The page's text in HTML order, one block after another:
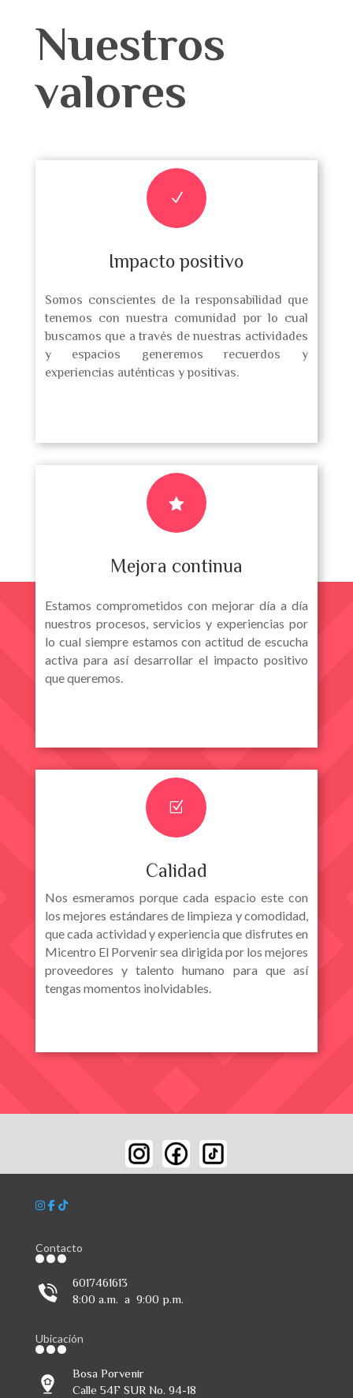
Nuestros
valores
N
Impacto positivo
Somos conscientes de la responsabilidad que
tenemos con nuestra comunidad por lo cual
buscamos que a través de nuestras actividades
y espacios generemos recuerdos y
experiencias auténticas y positivas.

Mejora continua
Estamos comprometidos con mejorar día a día
nuestros procesos, servicios y experiencias por
lo cual siempre estamos con actitud de escucha
activa para así desarrollar el impacto positivo
que queremos.
Z
Calidad
Nos esmeramos porque cada espacio este con
los mejores estándares de limpieza y comodidad,
que cada actividad y experiencia que disfrutes en
Micentro El Porvenir sea dirigida por los mejores
proveedores y talento humano para que así
tengas momentos inolvidables.
Contacto
6017461613
8:00 a.m. a 9:00 p.m.
Ubicación
Bosa Porvenir
Calle 54F SUR No. 94-18